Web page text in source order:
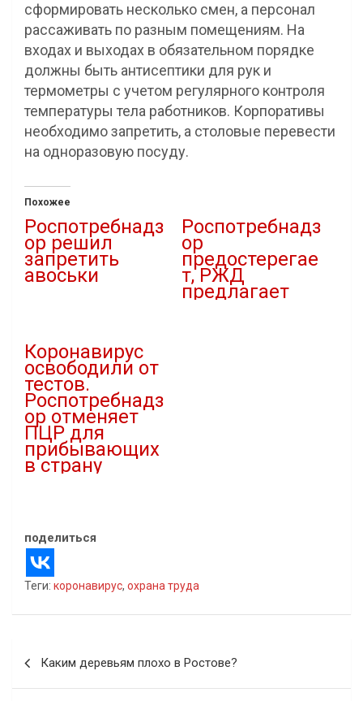
сформировать несколько смен, а персонал
рассаживать по разным помещениям. На
входах и выходах в обязательном порядке
должны быть антисептики для рук и
термометры с учетом регулярного контроля
температуры тела работников. Корпоративы
необходимо запретить, а столовые перевести
на одноразовую посуду.
Похожее
Роспотребнадз
ор решил
запретить
авоськи
Роспотребнадз
ор
предостерегае
т, РЖД
предлагает
Коронавирус
освободили от
тестов.
Роспотребнадз
ор отменяет
ПЦР для
прибывающих
в страну
поделиться
Теги: коронавирус, охрана труда
Каким деревьям плохо в Ростове?